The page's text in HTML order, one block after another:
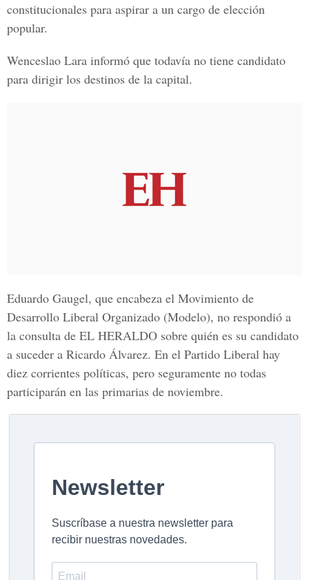
constitucionales para aspirar a un cargo de elección
popular.
Wenceslao Lara informó que todavía no tiene candidato
para dirigir los destinos de la capital.
Eduardo Gaugel, que encabeza el Movimiento de
Desarrollo Liberal Organizado (Modelo), no respondió a
la consulta de EL HERALDO sobre quién es su candidato
a suceder a Ricardo Álvarez. En el Partido Liberal hay
diez corrientes políticas, pero seguramente no todas
participarán en las primarias de noviembre.